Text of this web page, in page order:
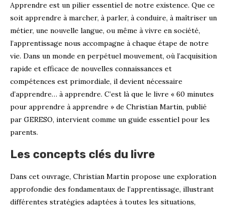
Apprendre est un pilier essentiel de notre existence. Que ce
soit apprendre à marcher, à parler, à conduire, à maîtriser un
métier, une nouvelle langue, ou même à vivre en société,
l’apprentissage nous accompagne à chaque étape de notre
vie. Dans un monde en perpétuel mouvement, où l’acquisition
rapide et efficace de nouvelles connaissances et
compétences est primordiale, il devient nécessaire
d’apprendre… à apprendre. C’est là que le livre « 60 minutes
pour apprendre à apprendre » de Christian Martin, publié
par GERESO, intervient comme un guide essentiel pour les
parents.
Les concepts clés du livre
Dans cet ouvrage, Christian Martin propose une exploration
approfondie des fondamentaux de l’apprentissage, illustrant
différentes stratégies adaptées à toutes les situations,